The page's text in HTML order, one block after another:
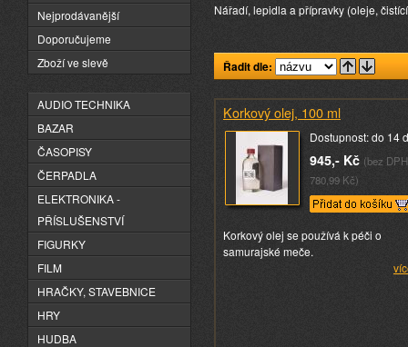
Nářadí, lepidla a přípravky (oleje,
Řadit dle:
Korkový olej, 100 ml
Dostupnost: do 14
945,- Kč (bez DPH
780,99 Kč)
Korkový olej se používá k péči o
samurajské meče.
Nejprodávanější
Doporučujeme
Zboží ve slevě
AUDIO TECHNIKA
BAZAR
ČASOPISY
ČERPADLA
ELEKTRONIKA -
PŘÍSLUŠENSTVÍ
FIGURKY
FILM
HRAČKY, STAVEBNICE
HRY
HUDBA